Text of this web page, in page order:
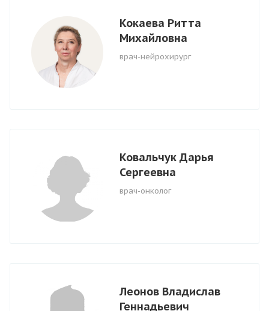
Кокаева Ритта
Михайловна
врач-нейрохирург
Ковальчук Дарья
Сергеевна
врач-онколог
Леонов Владислав
Геннадьевич